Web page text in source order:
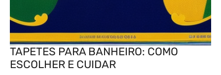
TAPETES PARA BANHEIRO: COMO
ESCOLHER E CUIDAR